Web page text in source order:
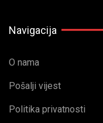
Navigacija
O nama
Pošalji vijest
Politika privatnosti